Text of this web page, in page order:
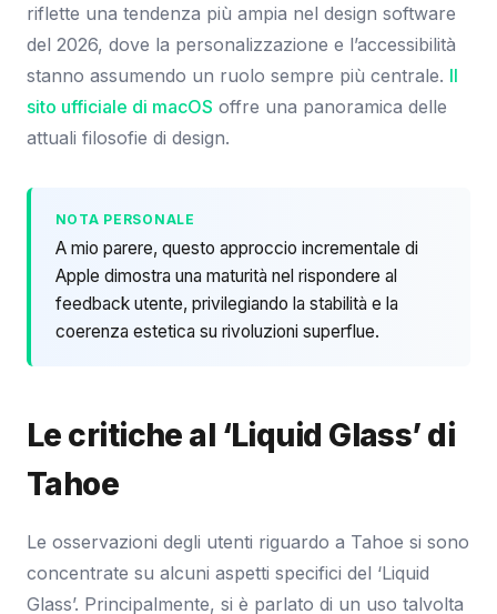
riflette una tendenza più ampia nel design software
del 2026, dove la personalizzazione e l’accessibilità
stanno assumendo un ruolo sempre più centrale. Il
sito ufficiale di macOS offre una panoramica delle
attuali filosofie di design.
NOTA PERSONALE
A mio parere, questo approccio incrementale di
Apple dimostra una maturità nel rispondere al
feedback utente, privilegiando la stabilità e la
coerenza estetica su rivoluzioni superflue.
Le critiche al ‘Liquid Glass’ di
Tahoe
Le osservazioni degli utenti riguardo a Tahoe si sono
concentrate su alcuni aspetti specifici del ‘Liquid
Glass’. Principalmente, si è parlato di un uso talvolta